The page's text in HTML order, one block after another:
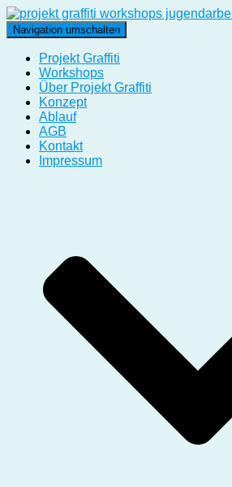
Navigation umschalten
Projekt Graffiti
Workshops
Über Projekt Graffiti
Konzept
Ablauf
AGB
Kontakt
Impressum